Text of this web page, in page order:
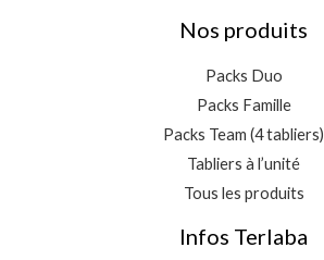
Nos produits
Packs Duo
Packs Famille
Packs Team (4 tabliers)
Tabliers à l’unité
Tous les produits
Infos Terlaba